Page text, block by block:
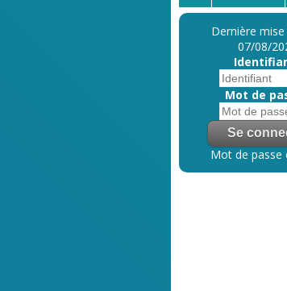
Dernière
07/08/
Mot de
Mot de passe